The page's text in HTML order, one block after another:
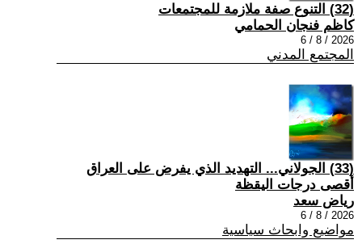
(32) التنوع صفة ملازمة للمجتمعات
كاظم فنجان الحمامي
2026 / 8 / 6
المجتمع المدني
(33) الجولاني... التهديد الذي يفرض على العراق
أقصى درجات اليقظة
رياض سعد
2026 / 8 / 6
مواضيع وابحاث سياسية